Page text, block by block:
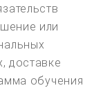
или
доставке
обучения